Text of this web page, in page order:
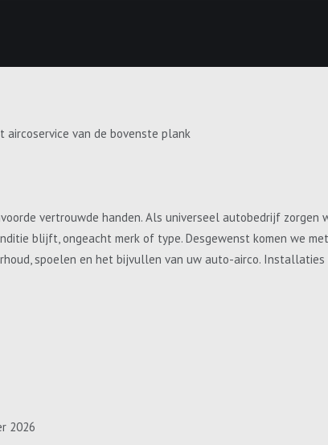
aircoservice van de bovenste plank
vertrouwde handen. Als universeel autobedrijf
blijft, ongeacht merk of type. Desgewenst komen we
spoelen en het bijvullen van uw auto-airco.
2026